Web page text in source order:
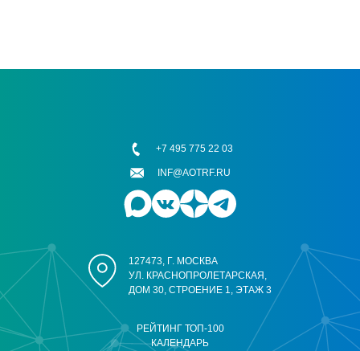
РЕЙТИНГ ТОП-100
КАЛЕНДАРЬ
127473, Г. МОСКВА
УЛ. КРАСНОПРОЛЕТАРСКАЯ,
ДОМ 30, СТРОЕНИЕ 1, ЭТАЖ 3
+7 495 775 22 03
INF@AOTRF.RU